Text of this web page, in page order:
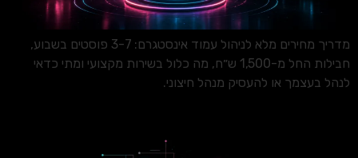
מדריך מחירים מלא לניהול עמוד אינסטגרם: 3-7 פוסטים בשבוע,
חבילות החל מ-1,500 ש״ח, מה כלול בשירות מקצועי ומתי כדאי
לנהל בעצמך או להעסיק מנהל חיצוני.